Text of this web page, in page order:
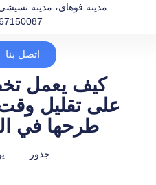
مدينة فوهاي، مدينة
اتصل بنا
كيف يعمل
جذور